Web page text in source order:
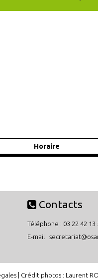
Horaire
Contacts
Téléphone : 03 22 42 13
E-mail :
| Crédit photos : Laurent